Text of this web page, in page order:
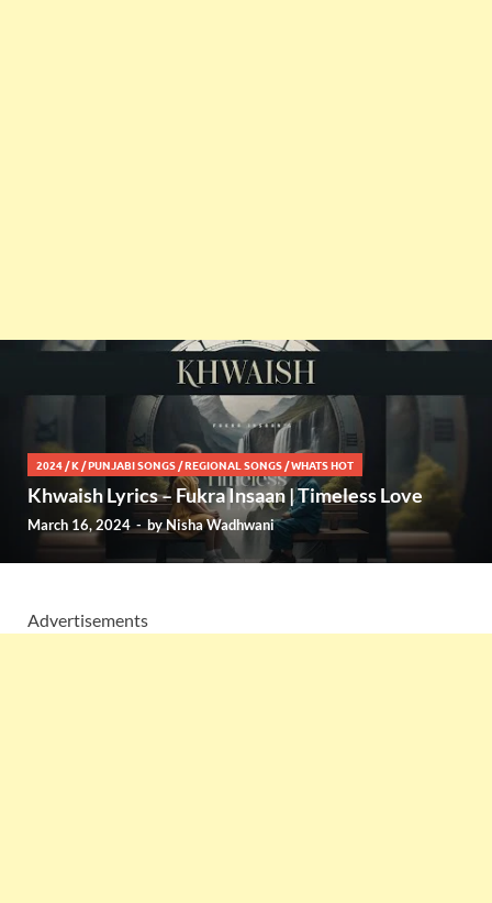
2024 /K /PUNJABI SONGS /REGIONAL SONGS /WHATS HOT
Khwaish Lyrics – Fukra Insaan | Timeless Love
March 16, 2024-byNisha Wadhwani
Advertisements